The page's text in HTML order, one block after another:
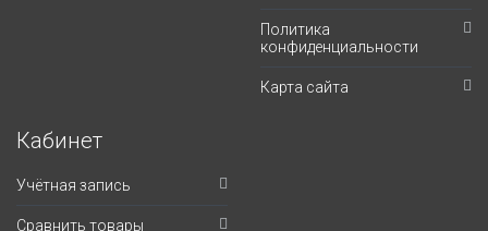
Политика
конфиденциальности
Карта сайта
Кабинет
Учётная запись
Сравнить товары